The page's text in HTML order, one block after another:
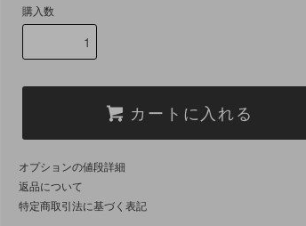
購入数
カートに入れる
オプションの値段詳細
返品について
特定商取引法に基づく表記